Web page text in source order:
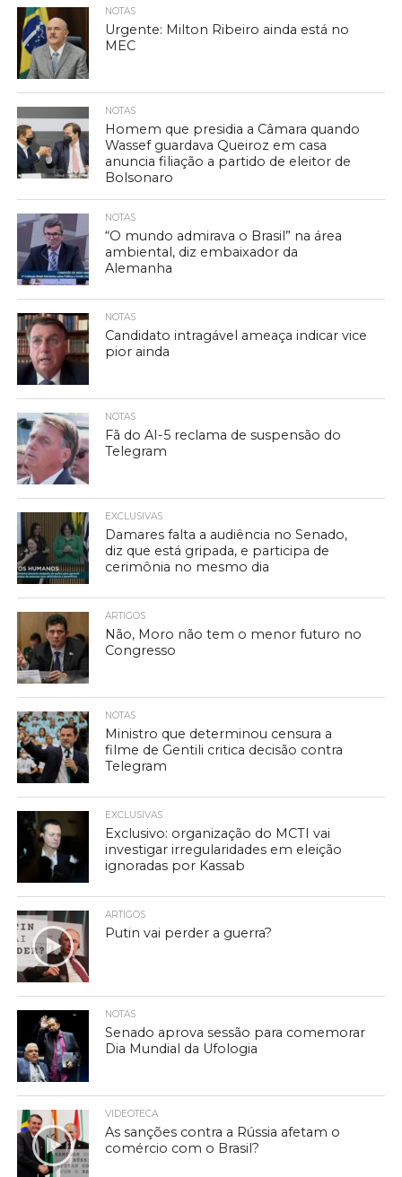
NOTAS
Urgente: Milton Ribeiro ainda está no
MEC
NOTAS
Homem que presidia a Câmara quando
Wassef guardava Queiroz em casa
anuncia filiação a partido de eleitor de
Bolsonaro
NOTAS
“O mundo admirava o Brasil” na área
ambiental, diz embaixador da
Alemanha
NOTAS
Candidato intragável ameaça indicar vice
pior ainda
NOTAS
Fã do AI-5 reclama de suspensão do
Telegram
EXCLUSIVAS
Damares falta a audiência no Senado,
diz que está gripada, e participa de
cerimônia no mesmo dia
ARTIGOS
Não, Moro não tem o menor futuro no
Congresso
NOTAS
Ministro que determinou censura a
filme de Gentili critica decisão contra
Telegram
EXCLUSIVAS
Exclusivo: organização do MCTI vai
investigar irregularidades em eleição
ignoradas por Kassab
ARTIGOS
Putin vai perder a guerra?
NOTAS
Senado aprova sessão para comemorar
Dia Mundial da Ufologia
VIDEOTECA
As sanções contra a Rússia afetam o
comércio com o Brasil?